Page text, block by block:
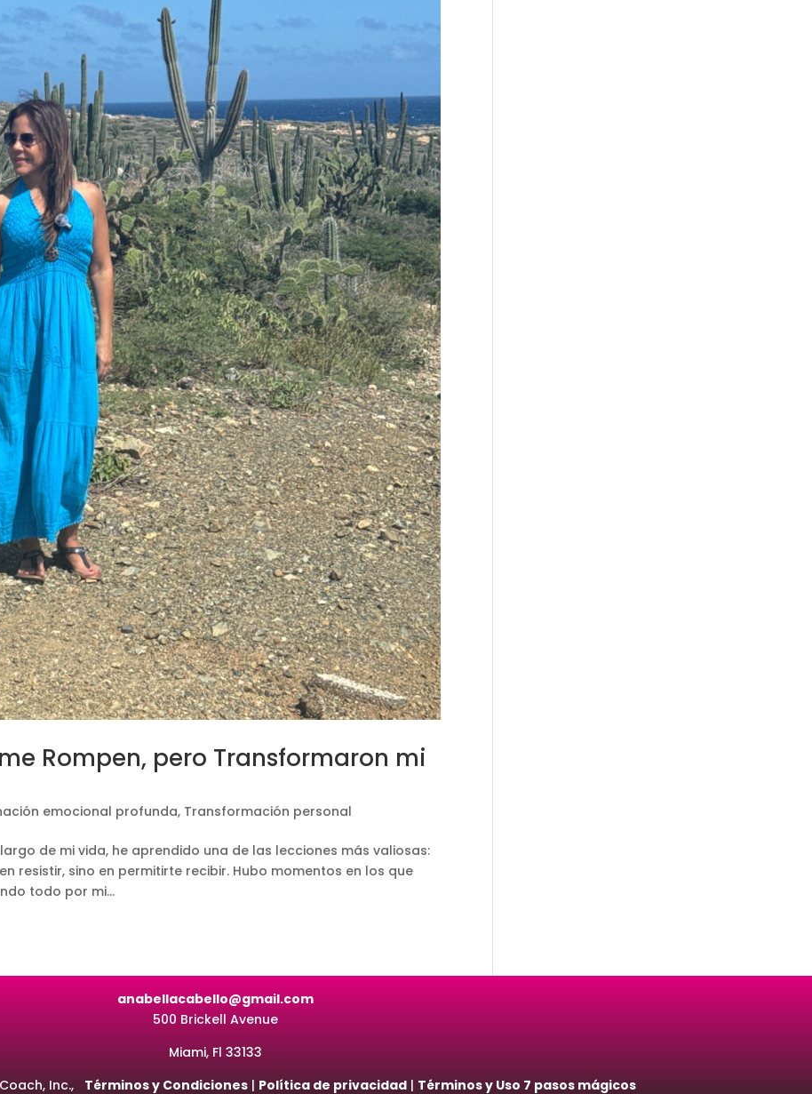
Rompen, pero Transformaron mi
emocional profunda, Transformación personal
de mi vida, he aprendido una de las lecciones más valiosas:
resistir, sino en permitirte recibir. Hubo momentos en los que
todo por mi...
anabellacabello@gmail.com
500 Brickell Avenue
Miami, Fl 33133
Inc.,
Términos y Condiciones | Política de privacidad | Términos y Uso 7 pasos mágicos